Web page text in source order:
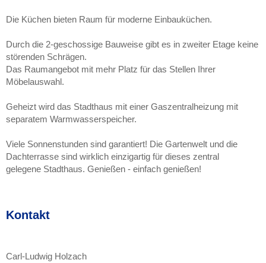
Die Küchen bieten Raum für moderne Einbauküchen.
Durch die 2-geschossige Bauweise gibt es in zweiter Etage keine
störenden Schrägen.
Das Raumangebot mit mehr Platz für das Stellen Ihrer
Möbelauswahl.
Geheizt wird das Stadthaus mit einer Gaszentralheizung mit
separatem Warmwasserspeicher.
Viele Sonnenstunden sind garantiert! Die Gartenwelt und die
Dachterrasse sind wirklich einzigartig für dieses zentral
gelegene Stadthaus. Genießen - einfach genießen!
Kontakt
Carl-Ludwig Holzach